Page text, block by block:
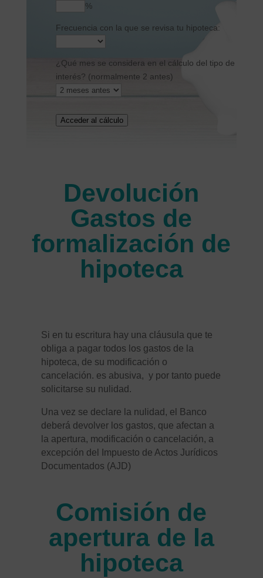
%
Frecuencia con la que se revisa tu hipoteca:
¿Qué mes se considera en el cálculo del tipo de
interés? (normalmente 2 antes)
Acceder al cálculo
Devolución
Gastos de
formalización de
hipoteca
Si en tu escritura hay una cláusula que te
obliga a pagar todos los gastos de la
hipoteca, de su modificación o
cancelación. es abusiva, y por tanto puede
solicitarse su nulidad.
Una vez se declare la nulidad, el Banco
deberá devolver los gastos, que afectan a
la apertura, modificación o cancelación, a
excepción del Impuesto de Actos Jurídicos
Documentados (AJD)
Comisión de
apertura de la
hipoteca